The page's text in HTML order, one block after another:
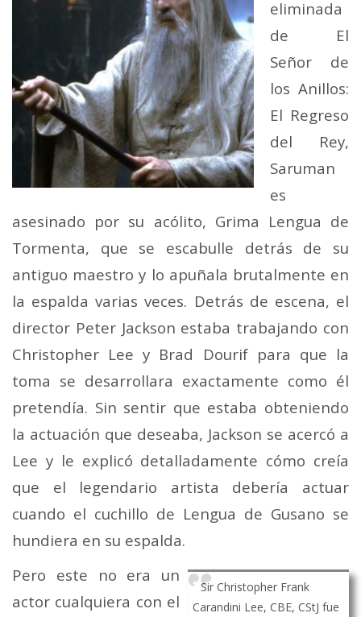
eliminada
de El
Señor de
los Anillos:
El Regreso
del Rey,
Saruman
es
asesinado por su acólito, Grima Lengua de
Tormenta, que se escabulle detrás de su
antiguo maestro y lo apuñala brutalmente en
la espalda varias veces. Detrás de escena, el
director Peter Jackson estaba trabajando con
Christopher Lee y Brad Dourif para que la
toma se desarrollara exactamente como él
pretendía. Sin sentir que estaba obteniendo
la actuación que deseaba, Jackson se acercó a
Lee y le explicó detalladamente cómo creía
que el legendario artista debería actuar
cuando el cuchillo de Lengua de Gusano se
hundiera en su espalda.
Sir Christopher Frank
Carandini Lee, CBE, CStJ fue
Pero este no era un
actor cualquiera con el